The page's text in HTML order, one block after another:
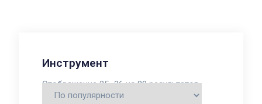
Инструмент
Отображение 25–36 из 80 результатов